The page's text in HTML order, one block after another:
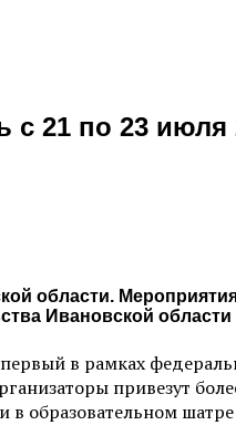
21 по 23 июля
области.
Ивановской области
в рамках
привезут
образовательном